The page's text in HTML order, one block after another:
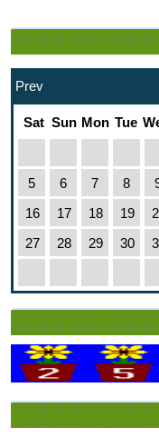
Prev
Sat Sun Mon Tue
5
6 7 8
16
17 18 19
27
28 29 30